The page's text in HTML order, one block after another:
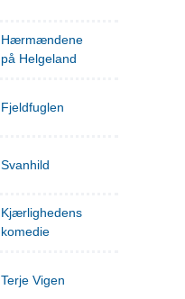
Hærmændene
på Helgeland
Fjeldfuglen
Svanhild
Kjærlighedens
komedie
Terje Vigen